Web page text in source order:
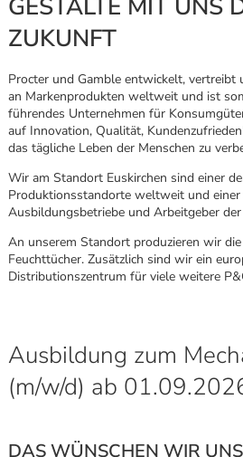
GESTALTE MIT UNS
ZUKUNFT
Procter und Gamble entwickelt, vertreibt
an Markenprodukten weltweit und ist
führendes Unternehmen für
auf Innovation, Qualität,
das tägliche Leben der Menschen zu
Wir am Standort Euskirchen sind einer
Produktionsstandorte weltweit und
Ausbildungsbetriebe und Arbeitgeber der
An unserem Standort produzieren wir
Feuchttücher. Zusätzlich sind wir ein
Distributionszentrum für viele weitere
Ausbildung zum
(m/w/d) ab
DAS WÜNSCHEN WIR